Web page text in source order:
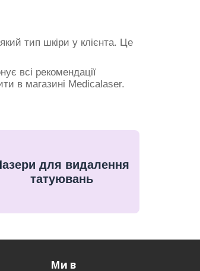
тип шкіри у клієнта. Це
всі рекомендації
в магазині Medicalaser.
для видалення
татуювань
Ми в